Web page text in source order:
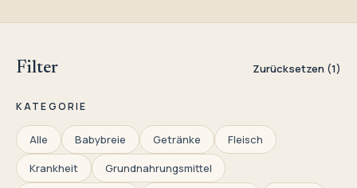
Filter Zurücksetzen (1)
KATEGORIE
Alle Babybreie Getränke
Fleisch
Krankheit
Grundnahrungsmittel